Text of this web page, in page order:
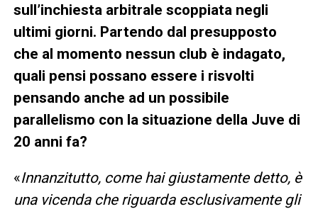
sull’inchiesta arbitrale scoppiata negli
ultimi giorni. Partendo dal presupposto
che al momento nessun club è indagato,
quali pensi possano essere i risvolti
pensando anche ad un possibile
parallelismo con la situazione della Juve di
20 anni fa?
«Innanzitutto, come hai giustamente detto, è
una vicenda che riguarda esclusivamente gli